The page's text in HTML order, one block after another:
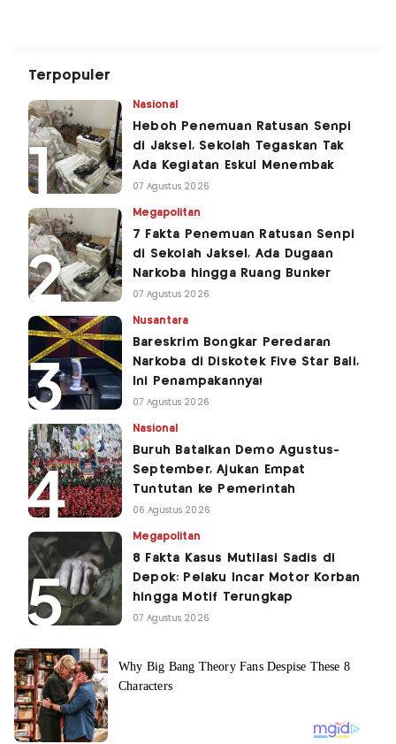
Terpopuler
Nasional
Heboh Penemuan Ratusan Senpi
di Jaksel, Sekolah Tegaskan Tak
Ada Kegiatan Eskul Menembak
07 Agustus 2026
Megapolitan
7 Fakta Penemuan Ratusan Senpi
di Sekolah Jaksel, Ada Dugaan
Narkoba hingga Ruang Bunker
07 Agustus 2026
Nusantara
Bareskrim Bongkar Peredaran
Narkoba di Diskotek Five Star Bali,
Ini Penampakannya!
07 Agustus 2026
Nasional
Buruh Batalkan Demo Agustus-
September, Ajukan Empat
Tuntutan ke Pemerintah
06 Agustus 2026
Megapolitan
8 Fakta Kasus Mutilasi Sadis di
Depok: Pelaku Incar Motor Korban
hingga Motif Terungkap
07 Agustus 2026